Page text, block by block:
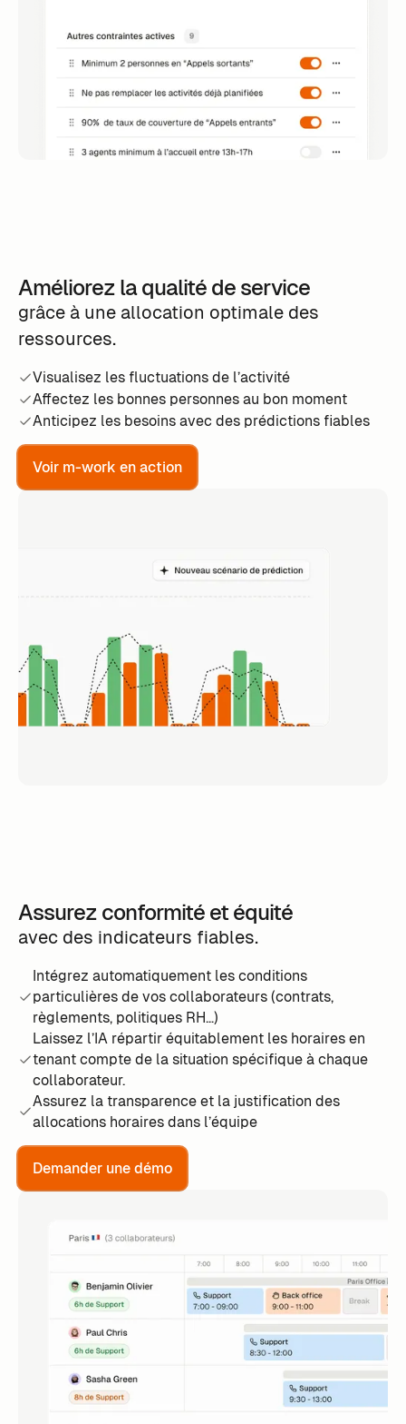
Améliorez la qualité de service
grâce à une allocation optimale des
ressources.
Visualisez les fluctuations de l’activité
Affectez les bonnes personnes au bon moment
Anticipez les besoins avec des prédictions fiables
Voir m-work en action
Assurez conformité et équité
avec des indicateurs fiables.
Intégrez automatiquement les conditions
particulières de vos collaborateurs (contrats,
règlements, politiques RH…)
Laissez l’IA répartir équitablement les horaires en
tenant compte de la situation spécifique à chaque
collaborateur.
Assurez la transparence et la justification des
allocations horaires dans l’équipe
Demander une démo